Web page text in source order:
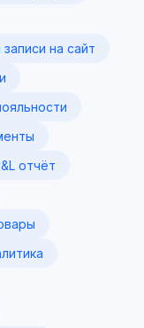
на сайт
отчёт